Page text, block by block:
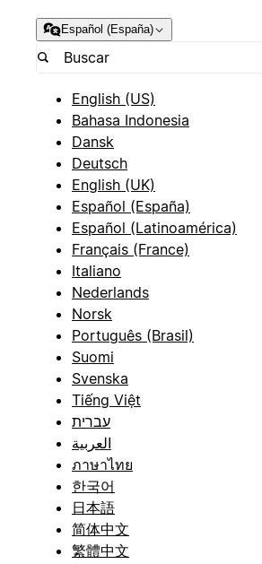
Español (España)
English (US)
Bahasa Indonesia
Dansk
Deutsch
English (UK)
Español (España)
Español (Latinoamérica)
Français (France)
Italiano
Nederlands
Norsk
Português (Brasil)
Suomi
Svenska
Tiếng Việt
עברית
العربية
ภาษาไทย
한국어
日本語
简体中文
繁體中文